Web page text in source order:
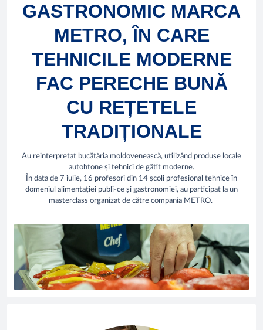
GASTRONOMIC MARCA
METRO, ÎN CARE
TEHNICILE MODERNE
FAC PERECHE BUNĂ
CU REȚETELE
TRADIȚIONALE
Au reinterpretat bucătăria moldovenească, utilizând produse locale
autohtone și tehnici de gătit moderne.
În data de 7 iulie, 16 profesori din 14 școli profesional tehnice în
domeniul alimentației publi-ce și gastronomiei, au participat la un
masterclass organizat de către compania METRO.